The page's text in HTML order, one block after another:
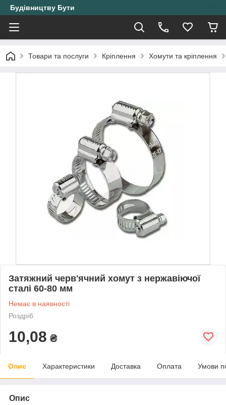
Будівництву Бути
Товари та послуги Кріплення Хомути та кріплення
Затяжний черв'ячний хомут з нержавіючої
сталі 60-80 мм
Немає в наявності
Роздріб
10,08 ₴
Опис Характеристики Доставка Оплата Умови
Опис